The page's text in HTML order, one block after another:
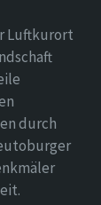
Luftkurort
durch